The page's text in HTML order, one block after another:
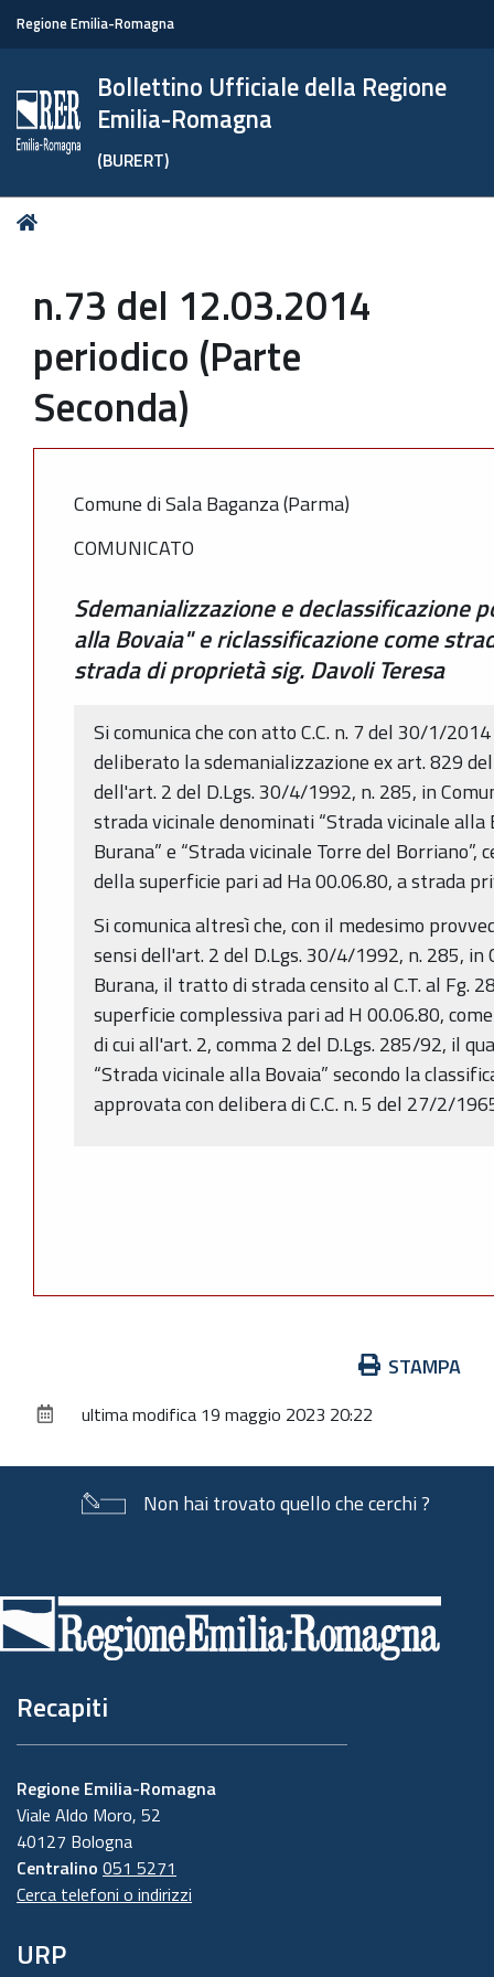
Regione Emilia-Romagna
Bollettino Ufficiale della Regione
Emilia-Romagna
(BURERT)
Tu
n.73 del 12.03.2014
periodico (Parte
Seconda)
Comune di Sala Baganza (Parma)
COMUNICATO
Sdemanializzazione e declassificazione
alla Bovaia" e riclassificazione come
strada di proprietà sig. Davoli Teresa
Si comunica che con atto C.C. n. 7 del 30/1/
deliberato la sdemanializzazione ex art. 829
dell'art. 2 del D.Lgs. 30/4/1992, n. 285, in
strada vicinale denominati “Strada vicinale alla
Burana” e “Strada vicinale Torre del Borriano”,
della superficie pari ad Ha 00.06.80, a strada
Si comunica altresì che, con il medesimo
sensi dell'art. 2 del D.Lgs. 30/4/1992, n. 285, in
Burana, il tratto di strada censito al C.T. al Fg.
superficie complessiva pari ad H 00.06.80,
di cui all'art. 2, comma 2 del D.Lgs. 285/92, il
“Strada vicinale alla Bovaia” secondo la
approvata con delibera di C.C. n. 5 del 27/2/
documento
STAMPA
ultima modifica 19 maggio 2023 20:22
Non hai trovato quello che cerchi ?
di
pagina
Recapiti
Regione Emilia-Romagna
Viale Aldo Moro, 52
40127 Bologna
Centralino 051 5271
Cerca telefoni o indirizzi
URP